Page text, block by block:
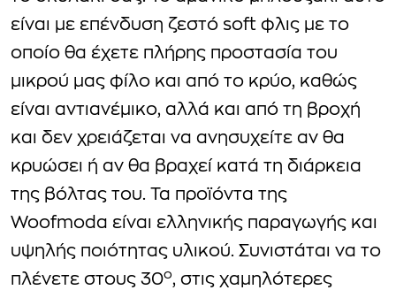
είναι με επένδυση ζεστό soft φλις με το
οποίο θα έχετε πλήρης προστασία του
μικρού μας φίλο και από το κρύο, καθώς
είναι αντιανέμικο, αλλά και από τη βροχή
και δεν χρειάζεται να ανησυχείτε αν θα
κρυώσει ή αν θα βραχεί κατά τη διάρκεια
της βόλτας του. Τα προϊόντα της
Woofmoda είναι ελληνικής παραγωγής και
υψηλής ποιότητας υλικού. Συνιστάται να το
πλένετε στους 30ο, στις χαμηλότερες